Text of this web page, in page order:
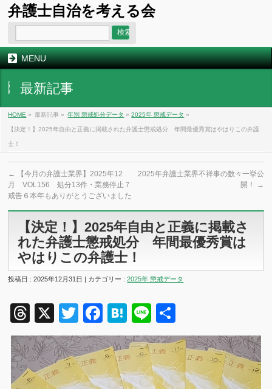
弁護士自治を考える会
MENU
最新記事
HOME » 最新記事 » 年別 懲戒処分データ »2025年 懲戒データ »
【決定！】2025年自由と正義に掲載された弁護士懲戒処分 年間最優秀賞はやはりこの弁護
士！
←
【今月の弁護士業界】2025年12
月 VOL156 処分13件・業務停止７
戒告６本年もありがとうございました
2025年弁護士業界不祥事の数々一挙公
開！
→
【決定！】2025年自由と正義に掲載さ
れた弁護士懲戒処分 年間最優秀賞は
やはりこの弁護士！
投稿日 : 2025年12月31日 | カテゴリー :2025年 懲戒データ
Threads
X TwitterFacebook
Hatena
Line
有